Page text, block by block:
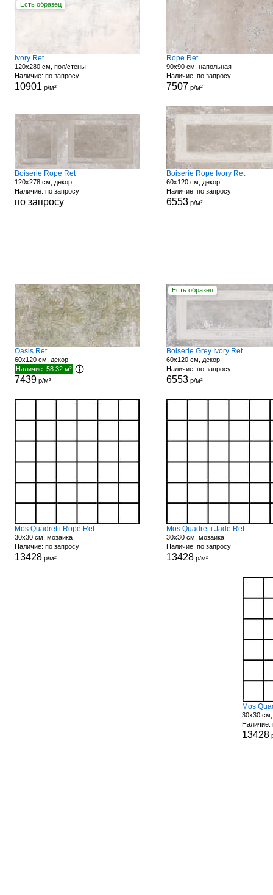
Есть образец
Ivory Ret
120x280 см, пол/стены
Наличие: по запросу
10901 р/м²
Rope Ret
90x90 см, напольная
Наличие: по запросу
7507 р/м²
Boiserie Rope Ret
120x278 см, декор
Наличие: по запросу
по запросу
Boiserie Rope Ivory Ret
60x120 см, декор
Наличие: по запросу
6553р/м²
Oasis Ret
60x120 см, декор
Наличие: 58.32 м²
7439р/м²
Есть образец
Boiserie Grey Ivory Ret
60x120 см, декор
Наличие: по запросу
6553р/м²
Mos Quadretti Rope Ret
30x30 см, мозаика
Наличие: по запросу
13428р/м²
Mos Quadretti Jade Ret
30x30 см, мозаика
Наличие: по запросу
13428р/м²
Mos
30x30
Наличие:
13428